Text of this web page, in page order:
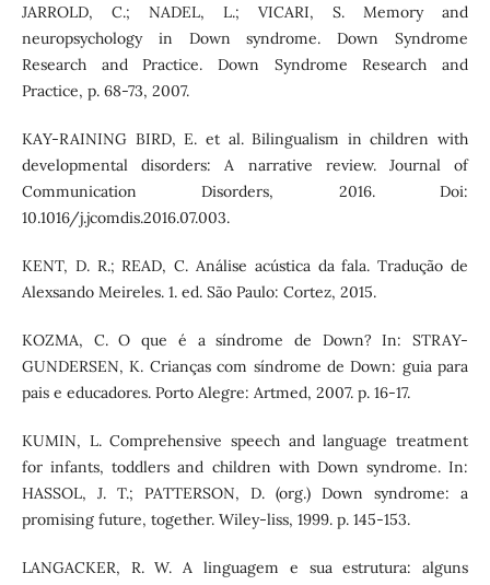
JARROLD, C.; NADEL, L.; VICARI, S. Memory and
neuropsychology in Down syndrome. Down Syndrome
Research and Practice. Down Syndrome Research and
Practice, p. 68-73, 2007.
KAY-RAINING BIRD, E. et al. Bilingualism in children with
developmental disorders: A narrative review. Journal of
Communication Disorders, 2016. Doi:
10.1016/j.jcomdis.2016.07.003.
KENT, D. R.; READ, C. Análise acústica da fala. Tradução de
Alexsando Meireles. 1. ed. São Paulo: Cortez, 2015.
KOZMA, C. O que é a síndrome de Down? In: STRAY-
GUNDERSEN, K. Crianças com síndrome de Down: guia para
pais e educadores. Porto Alegre: Artmed, 2007. p. 16-17.
KUMIN, L. Comprehensive speech and language treatment
for infants, toddlers and children with Down syndrome. In:
HASSOL, J. T.; PATTERSON, D. (org.) Down syndrome: a
promising future, together. Wiley-liss, 1999. p. 145-153.
LANGACKER, R. W. A linguagem e sua estrutura: alguns